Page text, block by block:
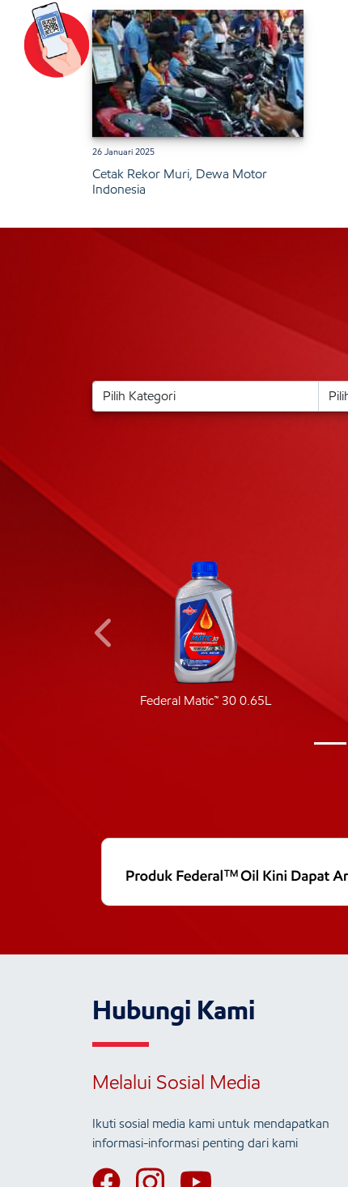
26 Januari 2025
Cetak Rekor Muri, Dewa Motor
Indonesia
Federal Matic™ 30 0.65L
Hubungi Kami
Melalui Sosial Media
Ikuti sosial media kami untuk mendapatkan
informasi-informasi penting dari kami